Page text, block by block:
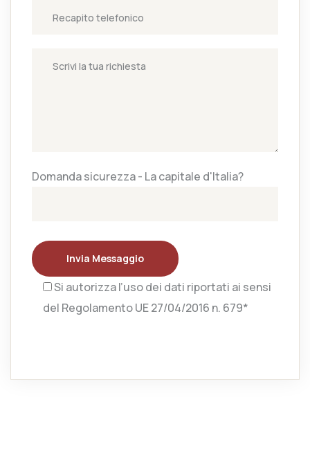
Domanda sicurezza - La capitale d'Italia?
Invia Messaggio
Si autorizza l’uso dei dati riportati ai sensi
del Regolamento UE 27/04/2016 n. 679*